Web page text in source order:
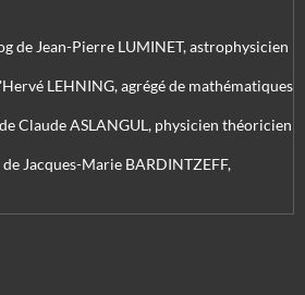
de Jean-Pierre LUMINET, astrophysicien
LEHNING, agrégé de mathématiques
Claude ASLANGUL, physicien théoricien
Jacques-Marie BARDINTZEFF,